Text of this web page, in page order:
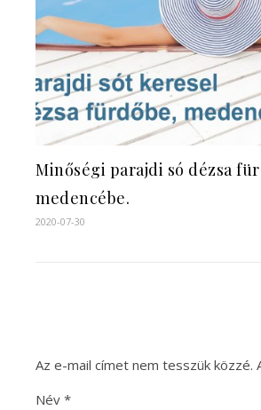
Minőségi parajdi só dézsa
medencébe.
2020-07-30
Az e-mail címet nem tesszük közzé.
Név *